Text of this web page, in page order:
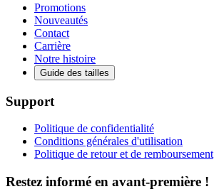
Promotions
Nouveautés
Contact
Carrière
Notre histoire
Guide des tailles
Support
Politique de confidentialité
Conditions générales d'utilisation
Politique de retour et de remboursement
Restez informé en avant-première !